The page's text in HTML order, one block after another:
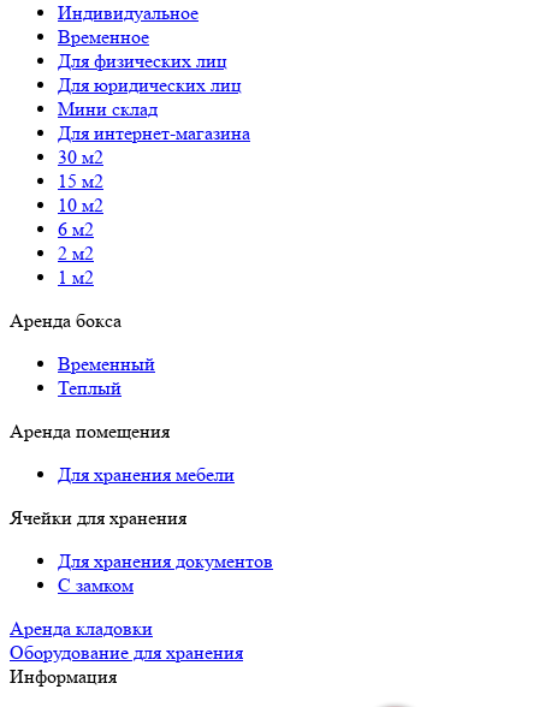
Индивидуальное
Временное
Для физических лиц
Для юридических лиц
Мини склад
Для интернет-магазина
30 м2
15 м2
10 м2
6 м2
2 м2
1 м2
Аренда бокса
Временный
Теплый
Аренда помещения
Для хранения мебели
Ячейки для хранения
Для хранения документов
С замком
Аренда кладовки
Оборудование для хранения
Информация